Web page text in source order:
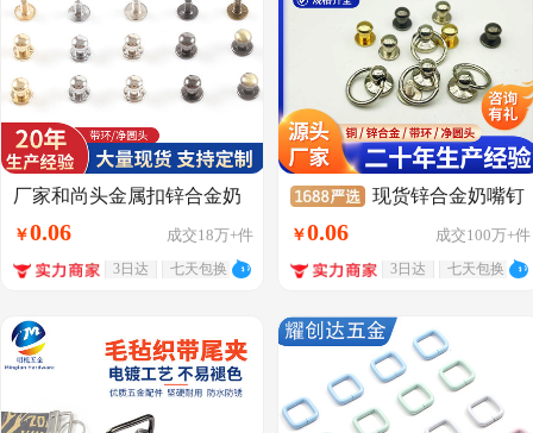
厂家和尚头金属扣锌合金奶
纯铜螺丝扣
￥0.06 成交18万+件
3日达 七天包换
现货锌合金奶嘴钉
箱包皮具纯铜螺丝扣多尺寸
和尚头金属扣腰带配件
￥0.06 成交100万+件
3日达 七天包换